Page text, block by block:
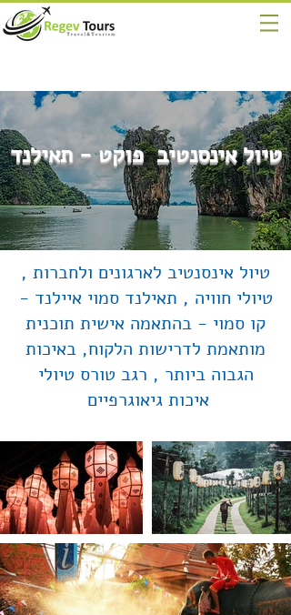
טיול אינסנטיב פוקט - תאילנד
טיול אינסנטיב לארגונים ולחברות ,
טיולי חוויה , תאילנד סמוי איילנד -
קו סמוי - בהתאמה אישית תוכנית
מותאמת לדרישות הלקוח, באיכות
הגבוה ביותר , רגב טורס טיולי
איכות גיאוגרפיים